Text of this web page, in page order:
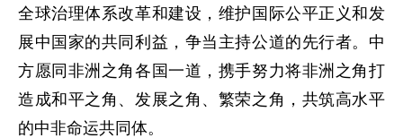
全球治理体系改革和建设，维护国际公平正义和发
展中国家的共同利益，争当主持公道的先行者。中
方愿同非洲之角各国一道，携手努力将非洲之角打
造成和平之角、发展之角、繁荣之角，共筑高水平
的中非命运共同体。